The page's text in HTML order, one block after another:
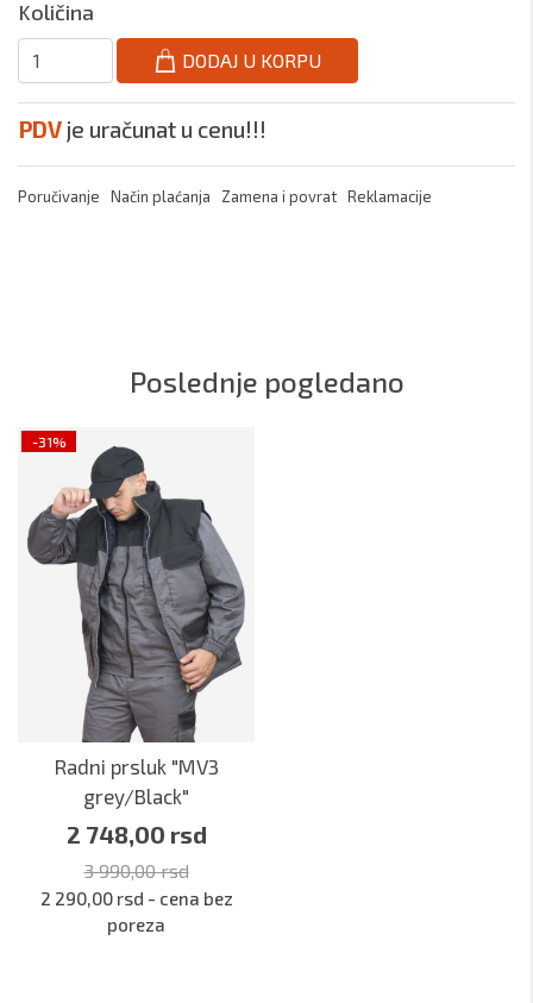
Količina
DODAJ U KORPU
PDV je uračunat u cenu!!!
Poručivanje Način plaćanja Zamena i povrat Reklamacije
Poslednje pogledano
-31%
Radni prsluk "MV3
grey/Black"
2 748,00 rsd
3 990,00 rsd
2 290,00 rsd - cena bez
poreza